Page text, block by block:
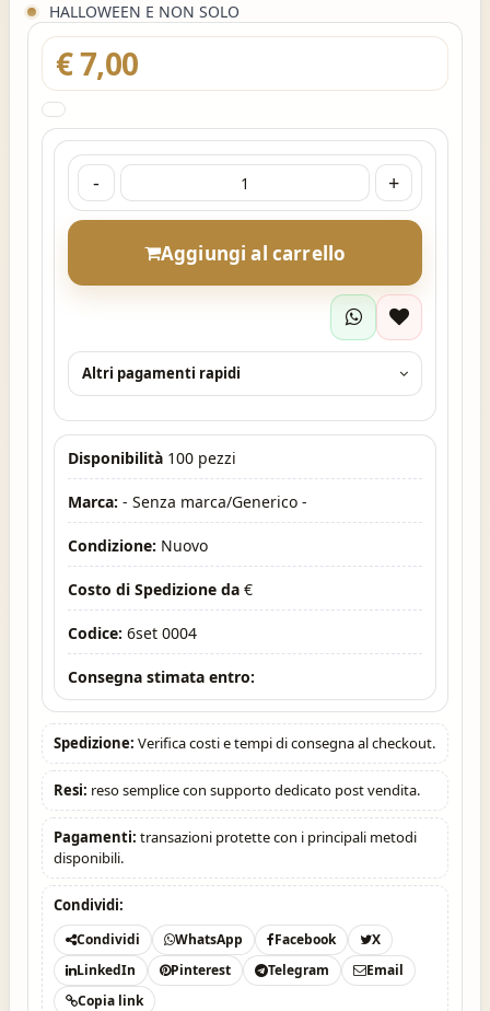
HALLOWEEN E NON SOLO
€ 7,00
- +
Aggiungi al carrello
Altri pagamenti rapidi
Disponibilità 100 pezzi
Marca: - Senza marca/Generico -
Condizione: Nuovo
Costo di Spedizione da €
Codice: 6set 0004
Consegna stimata entro:
Spedizione: Verifica costi e tempi di consegna al checkout.
Resi: reso semplice con supporto dedicato post vendita.
Pagamenti: transazioni protette con i principali metodi
disponibili.
Condividi:
Condividi WhatsApp Facebook
X
LinkedIn
Pinterest Telegram
Email
Copia link